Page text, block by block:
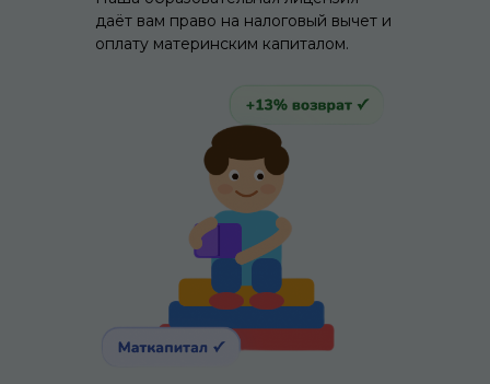
даёт вам право на налоговый вычет и
оплату материнским капиталом.